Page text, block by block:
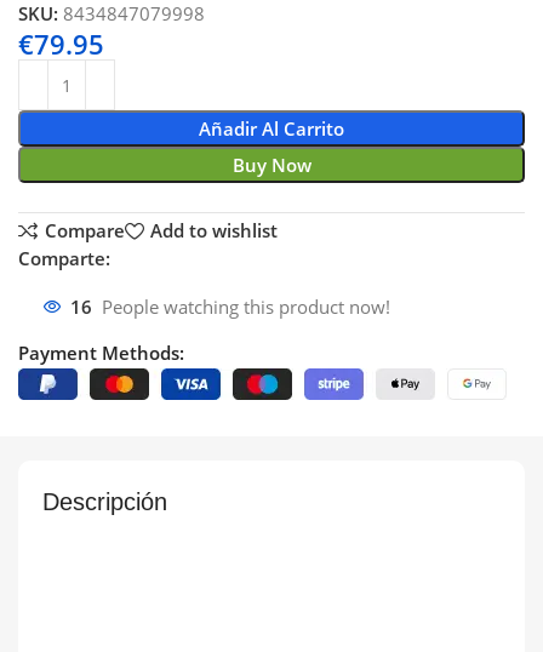
SKU:8434847079998
€79.95
Añadir Al Carrito
Buy Now
Compare
Add to wishlist
Comparte:
16 People watching this product now!
Payment Methods:
Descripción